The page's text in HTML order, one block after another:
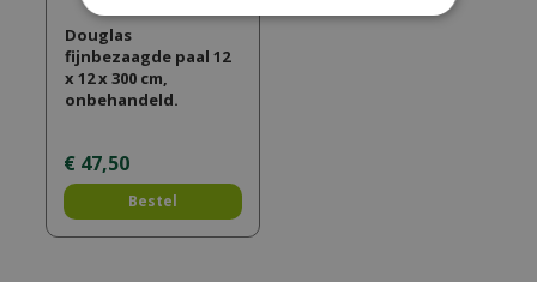
Douglas
fijnbezaagde paal 12
x 12 x 300 cm,
onbehandeld.
€ 47,50
Bestel